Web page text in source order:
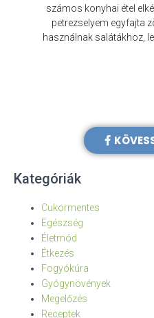
számos konyhai étel
petrezselyem egyfajta
használnak salátákhoz,
Kategóriák
Cukormentes
Egészség
Életmód
Étkezés
Fogyókúra
Gyógynövények
Megelőzés
Receptek